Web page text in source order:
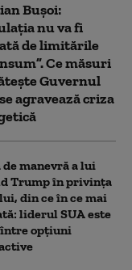
Bușoi:
nu va fi
de limitările
Ce măsuri
Guvernul
agravează criza
manevră a lui
Trump în privința
din ce în ce mai
liderul SUA este
opțiuni